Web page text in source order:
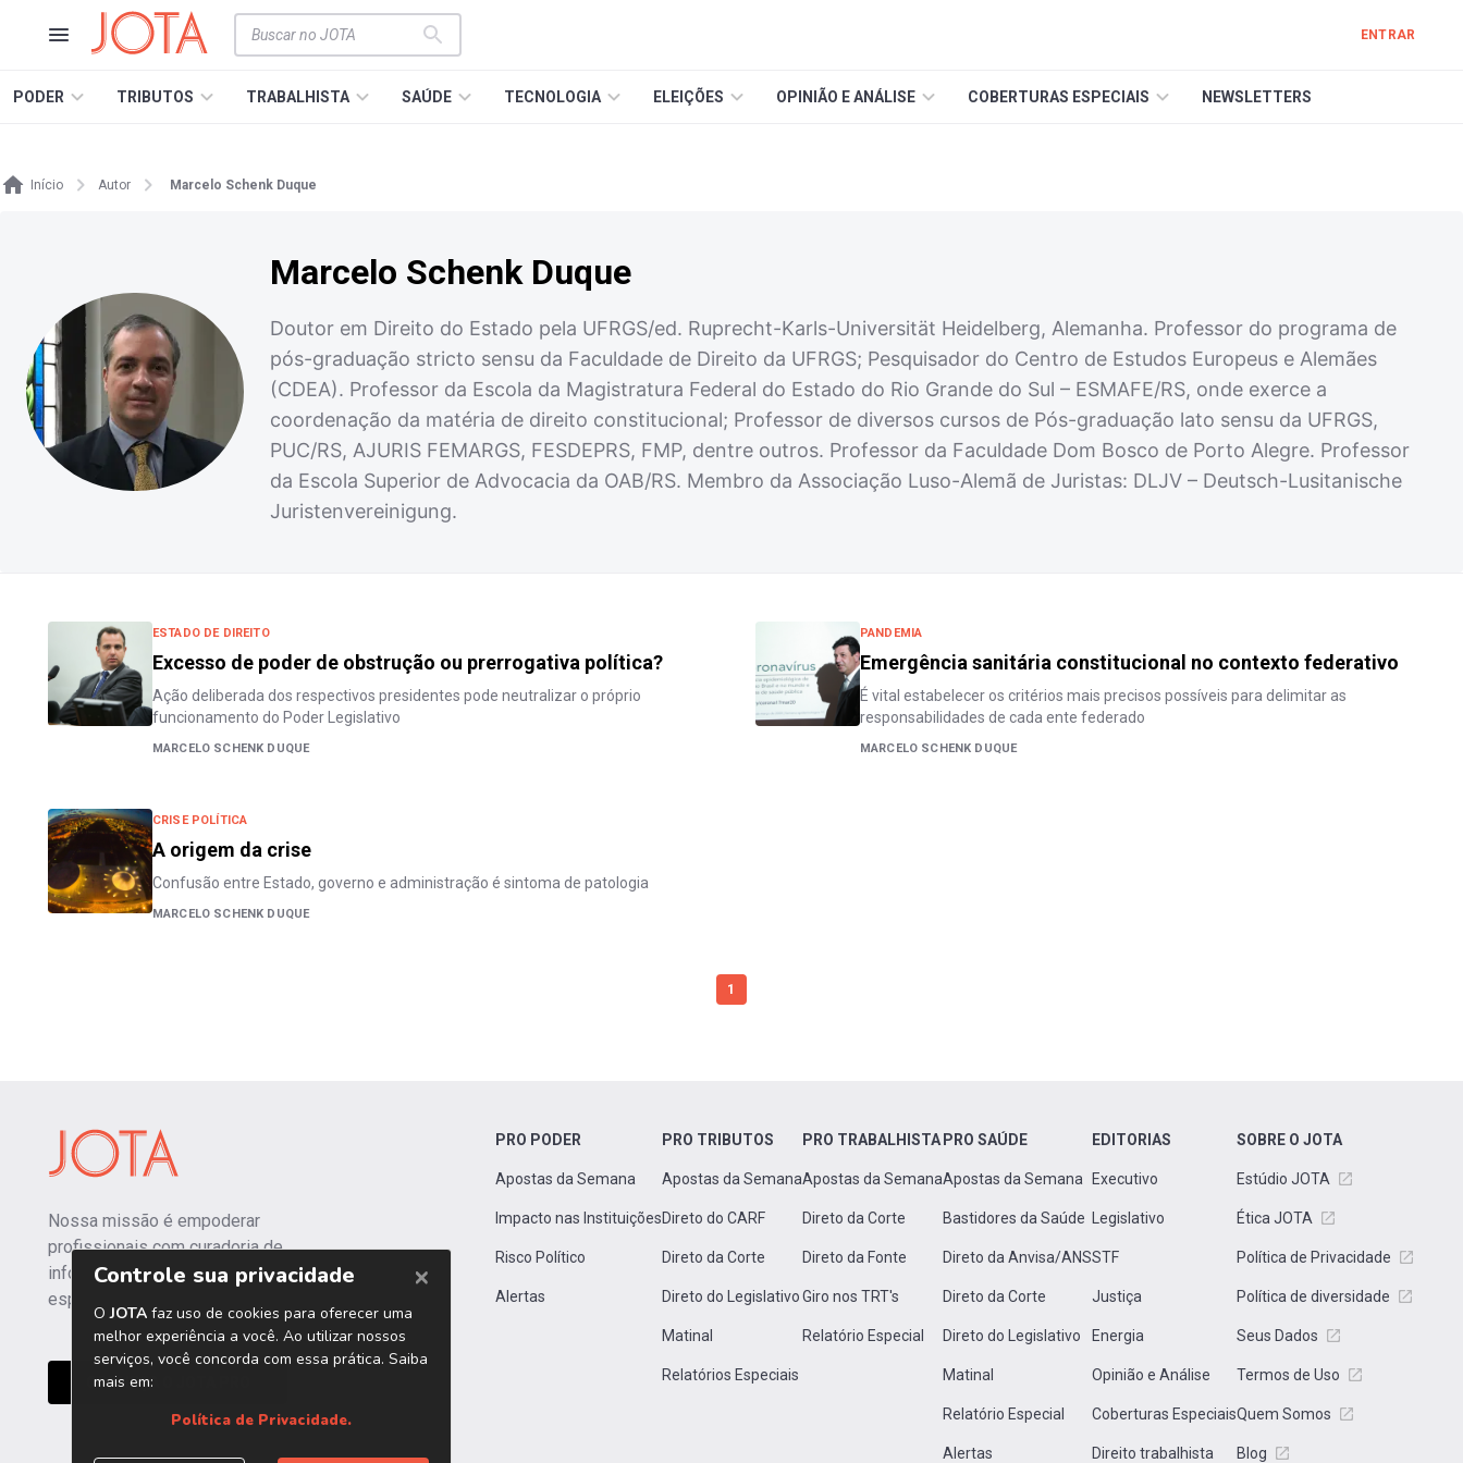
ENTRAR
PODER TRIBUTOS TRABALHISTA SAÚDE TECNOLOGIA ELEIÇÕES OPINIÃO E ANÁLISE COBERTURAS ESPECIAIS NEWSLETTERS
Início Autor Marcelo Schenk Duque
Marcelo Schenk Duque
Doutor em Direito do Estado pela UFRGS/ed. Ruprecht-Karls-Universität Heidelberg, Alemanha. Professor do programa de
pós-graduação stricto sensu da Faculdade de Direito da UFRGS; Pesquisador do Centro de Estudos Europeus e Alemães
(CDEA). Professor da Escola da Magistratura Federal do Estado do Rio Grande do Sul – ESMAFE/RS, onde exerce a
coordenação da matéria de direito constitucional; Professor de diversos cursos de Pós-graduação lato sensu da UFRGS,
PUC/RS, AJURIS FEMARGS, FESDEPRS, FMP, dentre outros. Professor da Faculdade Dom Bosco de Porto Alegre. Professor
da Escola Superior de Advocacia da OAB/RS. Membro da Associação Luso-Alemã de Juristas: DLJV – Deutsch-Lusitanische
Juristenvereinigung.
ESTADO DE DIREITO
Excesso de poder de obstrução ou prerrogativa política?
Ação deliberada dos respectivos presidentes pode neutralizar o próprio
funcionamento do Poder Legislativo
MARCELO SCHENK DUQUE
PANDEMIA
Emergência sanitária constitucional no contexto federativo
É vital estabelecer os critérios mais precisos possíveis para delimitar as
responsabilidades de cada ente federado
MARCELO SCHENK DUQUE
CRISE POLÍTICA
A origem da crise
Confusão entre Estado, governo e administração é sintoma de patologia
MARCELO SCHENK DUQUE
1
Nossa missão é empoderar
profissionais com curadoria de
informações independentes e
especializadas.
CONHEÇA O JOTA PRO
PRO PODER
Apostas da Semana
Impacto nas Instituições
Risco Político
Alertas
PRO TRIBUTOS
Apostas da Semana
Direto do CARF
Direto da Corte
Direto do Legislativo
Matinal
Relatórios Especiais
PRO TRABALHISTA
Apostas da Semana
Direto da Corte
Direto da Fonte
Giro nos TRT's
Relatório Especial
PRO SAÚDE
Apostas da Semana
Bastidores da Saúde
Direto da Anvisa/ANS
Direto da Corte
Direto do Legislativo
Matinal
Relatório Especial
Alertas
EDITORIAS
Executivo
Legislativo
STF
Justiça
Energia
Opinião e Análise
Coberturas Especiais
Direito trabalhista
SOBRE O JOTA
Estúdio JOTA
Ética JOTA
Política de Privacidade
Política de diversidade
Seus Dados
Termos de Uso
Quem Somos
Blog